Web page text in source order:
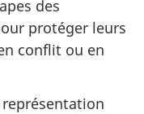
des
protéger leurs
conflit ou en